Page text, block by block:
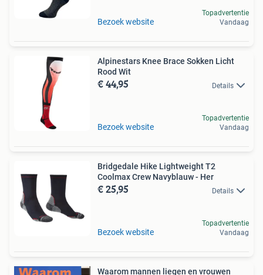
Bezoek website
Topadvertentie
Vandaag
Alpinestars Knee Brace Sokken Licht
Rood Wit
€ 44,95 Details
Bezoek website
Topadvertentie
Vandaag
Bridgedale Hike Lightweight T2
Coolmax Crew Navyblauw - Her
€ 25,95 Details
Bezoek website
Topadvertentie
Vandaag
Waarom mannen liegen en vrouwen